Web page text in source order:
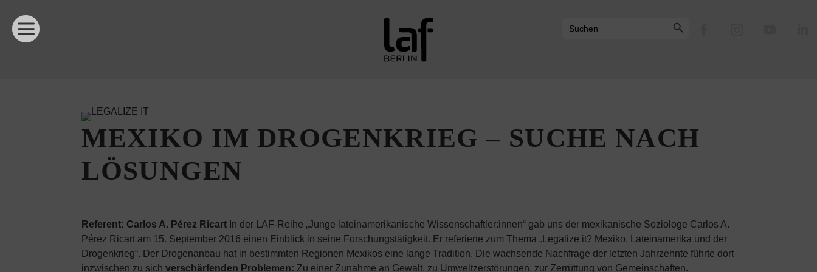
for:
MEXIKO IM DROGENKRIEG – SUCHE NACH
LÖSUNGEN
Referent: Carlos A. Pérez Ricart In der LAF-Reihe „Junge lateinamerikanische Wissenschaftler:innen“ gab uns der mexikanische Soziologe Carlos A.
Pérez Ricart am 15. September 2016 einen Einblick in seine Forschungstätigkeit. Er referierte zum Thema „Legalize it? Mexiko, Lateinamerika und der
Drogenkrieg“. Der Drogenanbau hat in bestimmten Regionen Mexikos eine lange Tradition. Die wachsende Nachfrage der letzten Jahrzehnte führte dort
inzwischen zu sichverschärfenden Problemen: Zu einer Zunahme an Gewalt, zu Umweltzerstörungen, zur Zerrüttung von Gemeinschaften.